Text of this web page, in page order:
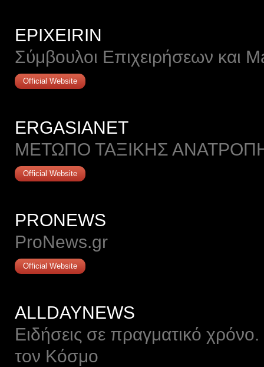
EPIXEIRIN
Σύμβουλοι Επιχειρήσεων και
Official Website
ERGASIANET
ΜΕΤΩΠΟ ΤΑΞΙΚΗΣ
Official Website
PRONEWS
ProNews.gr
Official Website
ALLDAYNEWS
Ειδήσεις σε πραγματικό
τον Κόσμο